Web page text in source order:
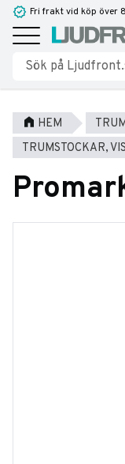
Meny
Fri frakt vid köp över
HEM
TRUMSTOCKAR,